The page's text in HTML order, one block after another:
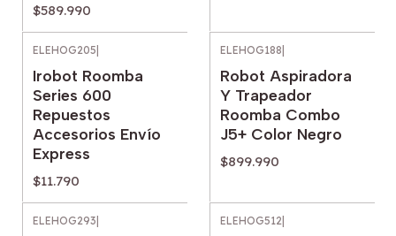
$589.990
ELEHOG205|
Irobot Roomba
Series 600
Repuestos
Accesorios Envío
Express
$11.790
ELEHOG188|
Robot Aspiradora
Y Trapeador
Roomba Combo
J5+ Color Negro
$899.990
ELEHOG293 ELEHOG512